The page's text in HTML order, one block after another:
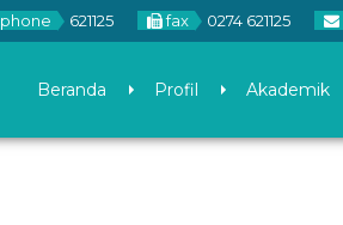
phone 621125 fax 0274 621125
Beranda Profil Akademik